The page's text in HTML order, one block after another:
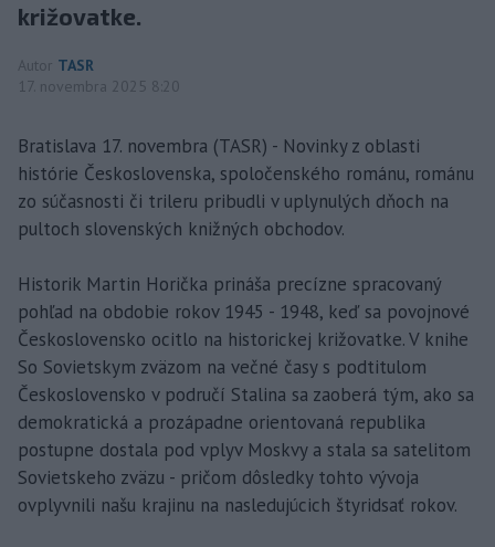
križovatke.
Autor TASR
17. novembra 2025 8:20
Bratislava 17. novembra (TASR) - Novinky z oblasti
histórie Československa, spoločenského románu, románu
zo súčasnosti či trileru pribudli v uplynulých dňoch na
pultoch slovenských knižných obchodov.
Historik Martin Horička prináša precízne spracovaný
pohľad na obdobie rokov 1945 - 1948, keď sa povojnové
Československo ocitlo na historickej križovatke. V knihe
So Sovietskym zväzom na večné časy s podtitulom
Československo v područí Stalina sa zaoberá tým, ako sa
demokratická a prozápadne orientovaná republika
postupne dostala pod vplyv Moskvy a stala sa satelitom
Sovietskeho zväzu - pričom dôsledky tohto vývoja
ovplyvnili našu krajinu na nasledujúcich štyridsať rokov.